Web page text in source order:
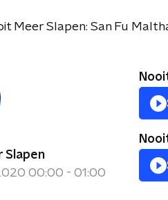
Meer Slapen: San Fu
Slapen
00:00 - 01:00